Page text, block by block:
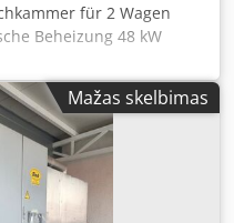
für 2 Wagen
Beheizung 48 kW
gesteuerte
Reinigung:
GOLIATH II Ohne
in cm: Breite:
in cm: 100 × 100 ×
Erhalt der
Mažas skelbimas